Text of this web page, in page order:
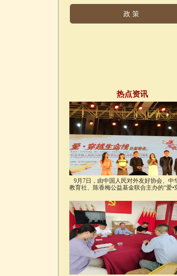
政 策
热点资讯
9月7日，由中国人民对外友好协会、中
教育社、陈香梅公益基金联合主办的“爱•